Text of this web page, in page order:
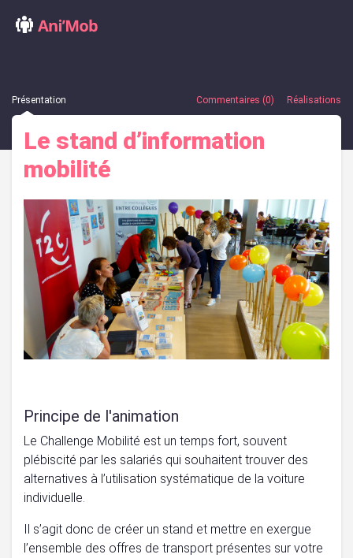
Présentation Commentaires (0) Réalisations
Le stand d’information
mobilité
Principe de l'animation
Le Challenge Mobilité est un temps fort, souvent
plébiscité par les salariés qui souhaitent trouver des
alternatives à l’utilisation systématique de la voiture
individuelle.
Il s’agit donc de créer un stand et mettre en exergue
l’ensemble des offres de transport présentes sur votre